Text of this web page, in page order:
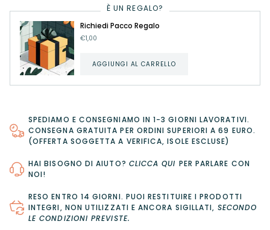
È UN REGALO?
Richiedi Pacco Regalo
€1,00
AGGIUNGI AL CARRELLO
SPEDIAMO E CONSEGNIAMO IN 1-3 GIORNI LAVORATIVI.
CONSEGNA GRATUITA PER ORDINI SUPERIORI A 69 EURO.
(OFFERTA SOGGETTA A VERIFICA, ISOLE ESCLUSE)
HAI BISOGNO DI AIUTO? CLICCA QUI PER PARLARE CON
NOI!
RESO ENTRO 14 GIORNI. PUOI RESTITUIRE I PRODOTTI
INTEGRI, NON UTILIZZATI E ANCORA SIGILLATI, SECONDO
LE CONDIZIONI PREVISTE.